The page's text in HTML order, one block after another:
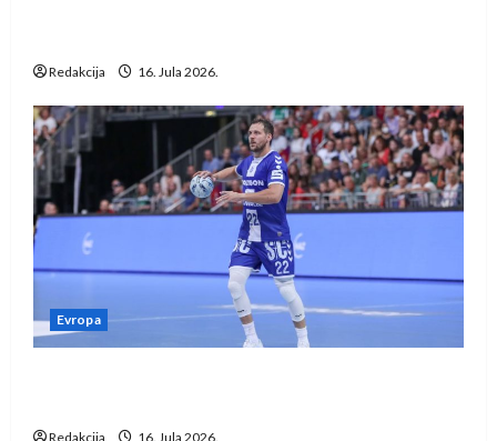
Redakcija 16. Jula 2026.
Evropa
Redakcija 16. Jula 2026.